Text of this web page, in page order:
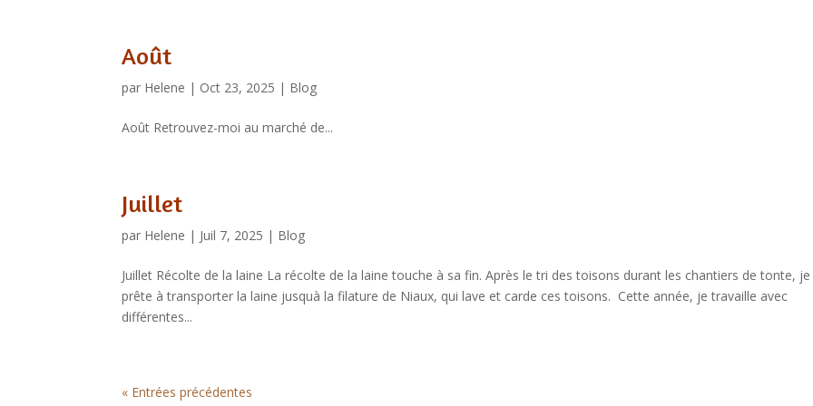
Août
par Helene | Oct 23, 2025 | Blog
Août Retrouvez-moi au marché de...
Juillet
par Helene | Juil 7, 2025 | Blog
Juillet Récolte de la laine La récolte de la laine touche à sa fin. Après le tri des toisons durant les chantiers de tonte,
prête à transporter la laine jusquà la filature de Niaux, qui lave et carde ces toisons. Cette année, je travaille avec
différentes...
« Entrées précédentes